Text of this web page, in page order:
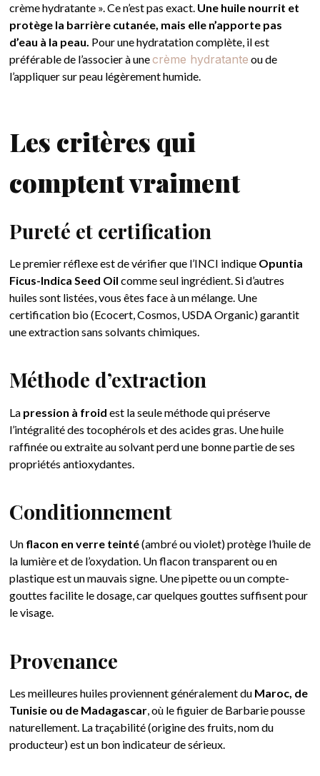
crème hydratante ». Ce n’est pas exact. Une huile nourrit et
protège la barrière cutanée, mais elle n’apporte pas
d’eau à la peau. Pour une hydratation complète, il est
préférable de l’associer à unecrème hydratante ou de
l’appliquer sur peau légèrement humide.
Les critères qui
comptent vraiment
Pureté et certification
Le premier réflexe est de vérifier que l’INCI indique Opuntia
Ficus-Indica Seed Oil comme seul ingrédient. Si d’autres
huiles sont listées, vous êtes face à un mélange. Une
certification bio (Ecocert, Cosmos, USDA Organic) garantit
une extraction sans solvants chimiques.
Méthode d’extraction
La pression à froid est la seule méthode qui préserve
l’intégralité des tocophérols et des acides gras. Une huile
raffinée ou extraite au solvant perd une bonne partie de ses
propriétés antioxydantes.
Conditionnement
Un flacon en verre teinté(ambré ou violet) protège l’huile de
la lumière et de l’oxydation. Un flacon transparent ou en
plastique est un mauvais signe. Une pipette ou un compte-
gouttes facilite le dosage, car quelques gouttes suffisent pour
le visage.
Provenance
Les meilleures huiles proviennent généralement du Maroc, de
Tunisie ou de Madagascar, où le figuier de Barbarie pousse
naturellement. La traçabilité (origine des fruits, nom du
producteur) est un bon indicateur de sérieux.